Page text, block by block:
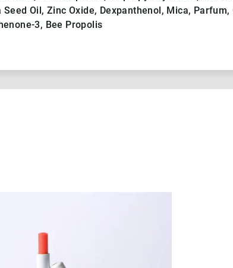
Oil, Zinc Oxide, Dexpanthenol, Mica, Parfum,
3, Bee Propolis